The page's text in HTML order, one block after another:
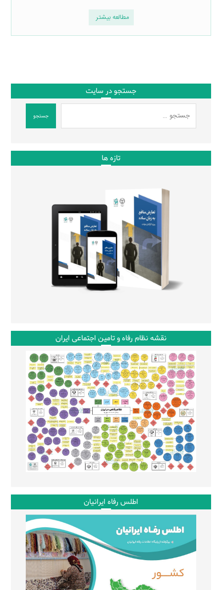
مطالعه بیشتر
جستجو در سایت
جستجو
تازه ها
نقشه نظام رفاه و تامین اجتماعی ایران
اطلس رفاه ایرانیان